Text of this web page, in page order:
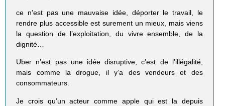
ce n’est pas une mauvaise idée, déporter le travail, le
rendre plus accessible est surement un mieux, mais viens
la question de l’exploitation, du vivre ensemble, de la
dignité…
Uber n’est pas une idée disruptive, c’est de l’illégalité,
mais comme la drogue, il y’a des vendeurs et des
consommateurs.
Je crois qu’un acteur comme apple qui est la depuis